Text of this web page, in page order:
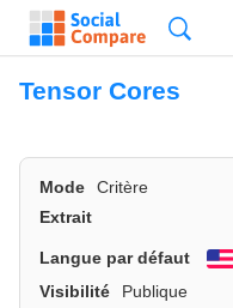
Tensor Cores
Mode Critère
Extrait
Langue par défaut
Visibilité
Publique